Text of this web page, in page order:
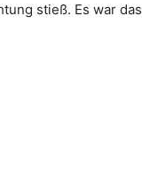
stieß. Es war das